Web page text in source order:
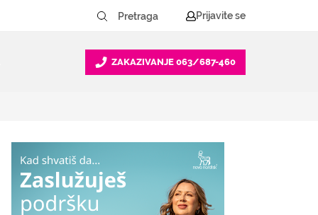
Prijavite se
ZAKAZIVANJE 063/687-460